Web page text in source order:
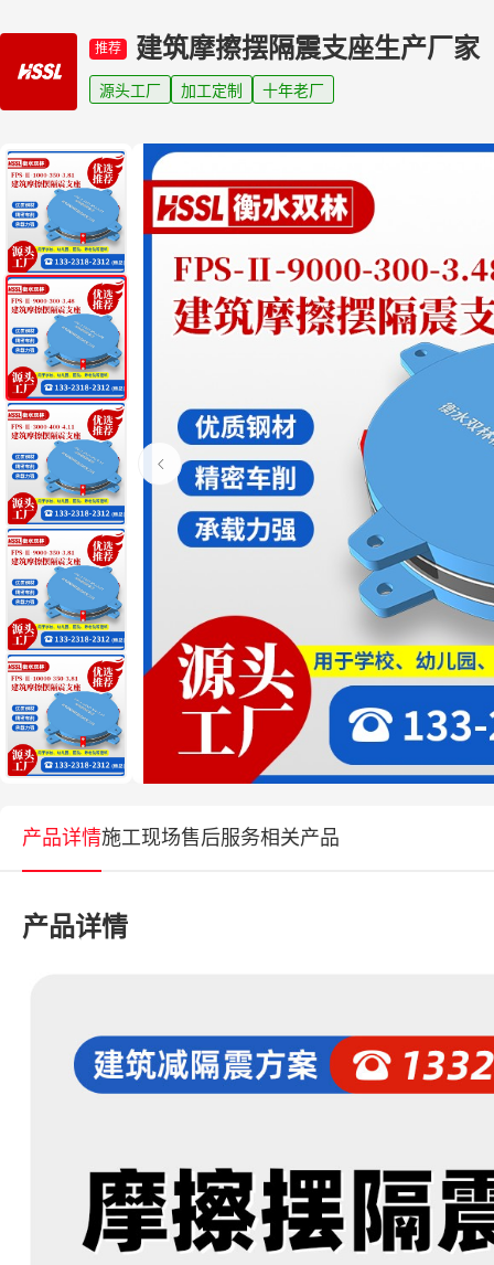
推荐 建筑摩擦摆隔震支座生产厂家
源头工厂 加工定制 十年老厂
产品详情施工现场售后服务相关产品
产品详情